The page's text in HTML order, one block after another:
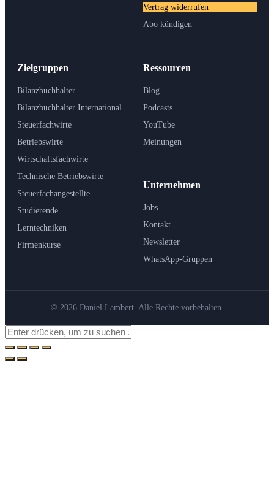
Zielgruppen
Bilanzbuchhalter
Bilanzbuchhalter International
Steuerfachwirte
Betriebswirte
Wirtschaftsfachwirte
Technische Betriebswirte
Steuerfachangestellte
Studierende
Lerntechniken
Firmenkurse
Ressourcen
Blog
Podcasts
YouTube
Meinungen
Unternehmen
Jobs
Kontakt
Newsletter
WhatsApp-Gruppen
Vertrag widerrufen
Abo kündigen
© 2026 Daniel Lambert. Alle Rechte vorbehalten.